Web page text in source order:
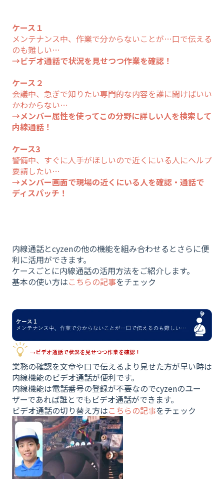
ケース１
メンテナンス中、作業で分からないことが…口で伝える
のも難しい…
→ビデオ通話で状況を見せつつ作業を確認！
ケース２
会議中、急ぎで知りたい専門的な内容を誰に聞けばいい
かわからない…
→メンバー属性を使ってこの分野に詳しい人を検索して
内線通話！
ケース3
警備中、すぐに人手がほしいので近くにいる人にヘルプ
要請したい…
→メンバー画面で現場の近くにいる人を確認・通話で
ディスパッチ！
内線通話とcyzenの他の機能を組み合わせるとさらに便
利に活用ができます。
ケースごとに内線通話の活用方法をご紹介します。
基本の使い方はこちらの記事をチェック
業務の確認を文章や口で伝えるより見せた方が早い時は
内線機能のビデオ通話が便利です。
内線機能は電話番号の登録が不要なのでcyzenのユー
ザーであれば誰とでもビデオ通話ができます。
ビデオ通話の切り替え方はこちらの記事をチェック